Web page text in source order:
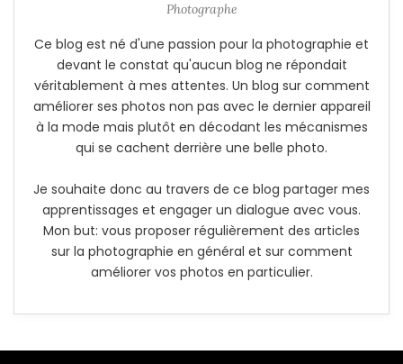
Photographe
Ce blog est né d'une passion pour la photographie et
devant le constat qu'aucun blog ne répondait
véritablement à mes attentes. Un blog sur comment
améliorer ses photos non pas avec le dernier appareil
à la mode mais plutôt en décodant les mécanismes
qui se cachent derrière une belle photo.
Je souhaite donc au travers de ce blog partager mes
apprentissages et engager un dialogue avec vous.
Mon but: vous proposer régulièrement des articles
sur la photographie en général et sur comment
améliorer vos photos en particulier.